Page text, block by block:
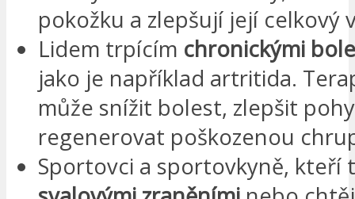
pokožku a zlepšují její celkový
Lidem trpícím chronickými
jako je například artritida.
může snížit bolest, zlepšit
regenerovat poškozenou
Sportovci a sportovkyně, kteří